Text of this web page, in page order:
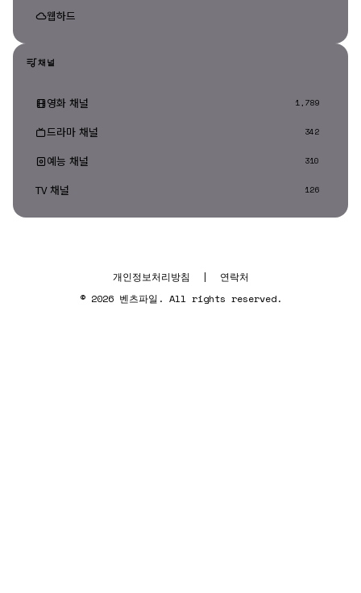
웹하드
채널
영화 채널 1,789
드라마 채널 342
예능 채널 310
TV 채널 126
개인정보처리방침 |
연락처
© 2026 벤츠파일. All rights reserved.